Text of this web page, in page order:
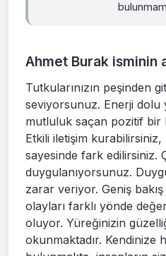
Ahmet Burak isminin
Tutkularınızın peşinden
seviyorsunuz. Enerji dolu
mutluluk saçan pozitif bir
Etkili iletişim
sayesinde fark edilirsiniz.
duygulanıyorsunuz.
zarar veriyor. Geniş bakış
olayları farklı yönde
oluyor. Yüreğinizin
okunmaktadır. Kendinize